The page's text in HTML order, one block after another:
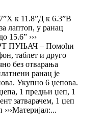
к 11.8”Д к 6.3”В
лаптоп, у ранац
15.6” ›››
ПУЊАЧ – Помоћи
таблет и друго
без отварања
ранац је
Укупно 6 џепова.
1 предњи џеп, 1
затварачем, 1 џеп